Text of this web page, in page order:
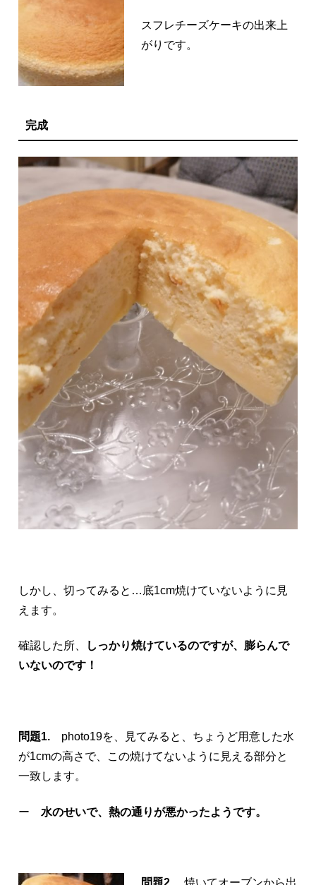
スフレチーズケーキの出来上
がりです。
完成
しかし、切ってみると…底1cm焼けていないように見
えます。
確認した所、
しっかり焼けているのですが、膨らんで
いないのです！
問題1. photo19を、見てみると、ちょうど用意した水
が1cmの高さで、この焼けてないように見える部分と
一致します。
ー 水のせいで、熱の通りが悪かったようです。